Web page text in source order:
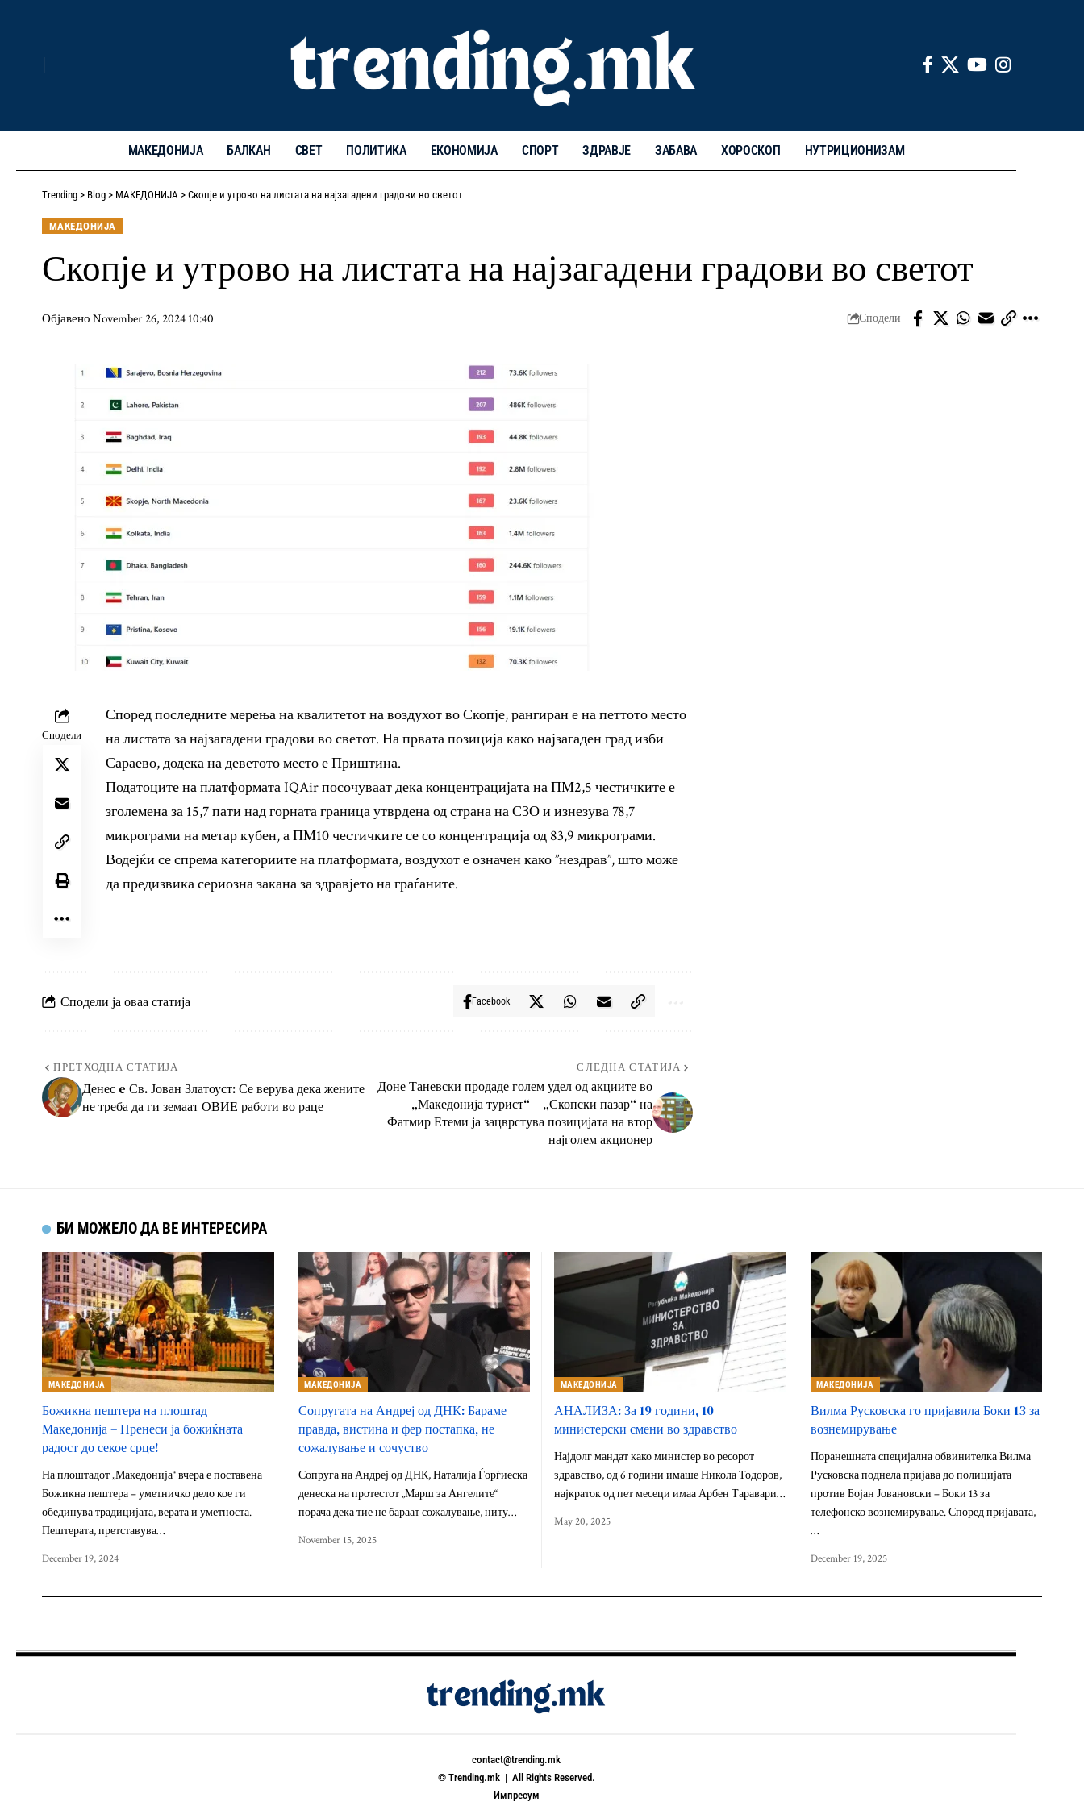
МАКЕДОНИЈА БАЛКАН СВЕТ ПОЛИТИКА ЕКОНОМИЈА СПОРТ ЗДРАВЈЕ ЗАБАВА ХОРОСКОП НУТРИЦИОНИЗАМ
Trending > Blog > МАКЕДОНИЈА > Скопје и утрово на листата на најзагадени градови во светот
МАКЕДОНИЈА
Скопје и утрово на листата на најзагадени градови во светот
Објавено November 26, 2024 10:40 Сподели
Сподели
Според последните мерења на квалитетот на воздухот во Скопје, рангиран е на петтото место
на листата за најзагадени градови во светот. На првата позиција како најзагаден град изби
Сараево, додека на деветото место е Приштина.
Податоците на платформата IQAir посочуваат дека концентрацијата на ПМ2,5 честичките е
зголемена за 15,7 пати над горната граница утврдена од страна на СЗО и изнезува 78,7
микрограми на метар кубен, а ПМ10 честичките се со концентрација од 83,9 микрограми.
Водејќи се спрема категориите на платформата, воздухот е означен како ”нездрав”, што може
да предизвика сериозна закана за здравјето на граѓаните.
Сподели ја оваа статија Facebook
ПРЕТХОДНА СТАТИЈА
Денес e Св. Јован Златоуст: Се верува дека жените
не треба да ги земаат ОВИЕ работи во раце
СЛЕДНА СТАТИЈА
Доне Таневски продаде голем удел од акциите во
„Македонија турист“ – „Скопски пазар“ на
Фатмир Етеми ја зацврстува позицијата на втор
најголем акционер
БИ МОЖЕЛО ДА ВЕ ИНТЕРЕСИРА
МАКЕДОНИЈА
Божикна пештера на плоштад
Македонија – Пренеси ја божиќната
радост до секое срце!
На плоштадот „Македонија“ вчера е поставена
Божикна пештера – уметничко дело кое ги
обединува традицијата, верата и уметноста.
Пештерата, претставува…
December 19, 2024
МАКЕДОНИЈА
Сопругата на Андреј од ДНК: Бараме
правда, вистина и фер постапка, не
сожалување и сочуство
Сопруга на Андреј од ДНК, Наталија Ѓорѓиеска
денеска на протестот „Марш за Ангелите“
порача дека тие не бараат сожалување, ниту…
November 15, 2025
МАКЕДОНИЈА
АНАЛИЗА: За 19 години, 10
министерски смени во здравство
Најдолг мандат како министер во ресорот
здравство, од 6 години имаше Никола Тодоров,
најкраток од пет месеци имаа Арбен Таравари…
May 20, 2025
МАКЕДОНИЈА
Вилма Русковска го пријавила Боки 13 за
вознемирување
Поранешната специјална обвинителка Вилма
Русковска поднела пријава до полицијата
против Бојан Јовановски – Боки 13 за
телефонско вознемирување. Според пријавата,
…
December 19, 2025
contact@trending.mk
© Trending.mk | All Rights Reserved.
Импресум